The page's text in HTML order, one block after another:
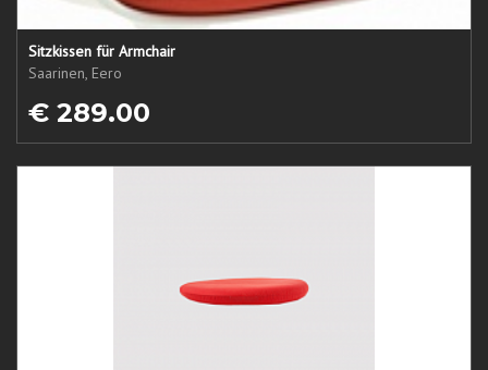
Sitzkissen für Armchair
Saarinen, Eero
€ 289.00